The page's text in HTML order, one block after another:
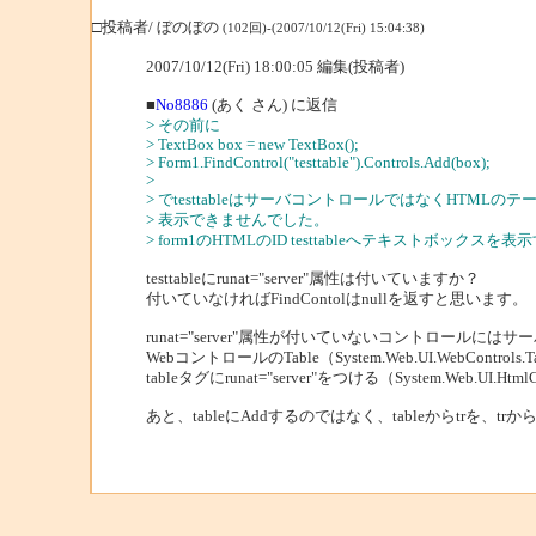
□投稿者/ ぼのぼの (102回)-(2007/10/12(Fri) 15:04:38)
2007/10/12(Fri) 18:00:05 編集(投稿者)
■No8886 (あく さん) に返信
> その前に
> TextBox box = new TextBox();
> Form1.FindControl("testtable").Controls.Add(box);
>
> でtesttableはサーバコントロールではなくHTMLのテ
> 表示できませんでした。
> form1のHTMLのID testtableへテキストボックスを表
testtableにrunat="server"属性は付いていますか？
付いていなければFindContolはnullを返すと思います。
runat="server"属性が付いていないコントロールにはサ
WebコントロールのTable（
tableタグにrunat="server"をつける（
あと、tableにAddするのではなく、tableからtrを、trか